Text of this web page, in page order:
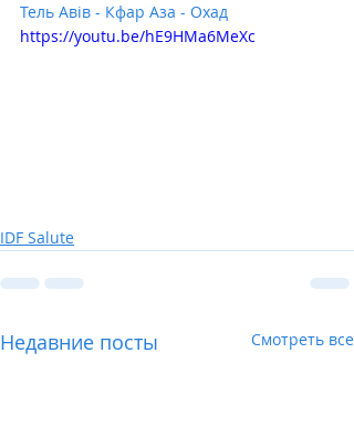
Тель Авів - Кфар Аза - Охад
https://youtu.be/hE9HMa6MeXc
IDF Salute
Недавние посты Смотреть все